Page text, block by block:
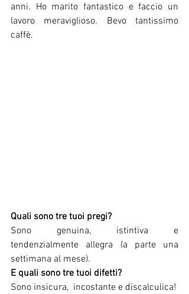
anni. Ho marito fantastico e faccio un
lavoro meraviglioso. Bevo tantissimo
caffè.
Quali sono tre tuoi pregi?
Sono genuina, istintiva e
tendenzialmente allegra (a parte una
settimana al mese).
E quali sono tre tuoi difetti?
Sono insicura,  incostante e discalculica!